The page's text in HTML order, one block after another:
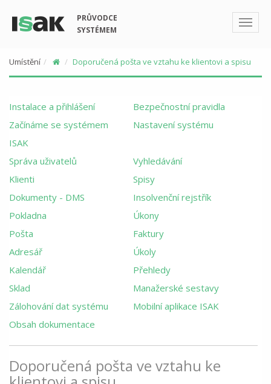
PRŮVODCE
SYSTÉMEM
Umístění Doporučená pošta ve vztahu ke klientovi a spisu
Instalace a přihlášení
Bezpečnostní pravidla
Začínáme se systémem
ISAK
Nastavení systému
Správa uživatelů
Vyhledávání
Klienti
Spisy
Dokumenty - DMS
Insolvenční rejstřík
Pokladna
Úkony
Pošta
Faktury
Adresář
Úkoly
Kalendář
Přehledy
Sklad
Manažerské sestavy
Zálohování dat systému
Mobilní aplikace ISAK
Obsah dokumentace
Doporučená pošta ve vztahu ke